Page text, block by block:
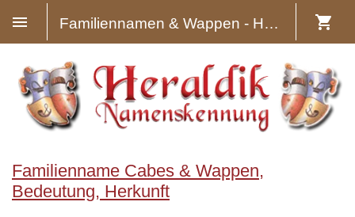
Familiennamen & Wappen - Heraldik
Familienname Cabes & Wappen,
Bedeutung, Herkunft